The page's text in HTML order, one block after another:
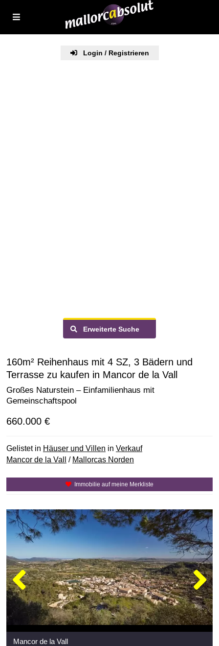
Login / Registrieren
Erweiterte Suche
160m² Reihenhaus mit 4 SZ, 3 Bädern und
Terrasse zu kaufen in Mancor de la Vall
Großes Naturstein – Einfamilienhaus mit
Gemeinschaftspool
660.000 €
Gelistet in Häuser und Villen in Verkauf
Mancor de la Vall
/ Mallorcas Norden
Immobilie auf meine Merkliste
Mancor de la Vall